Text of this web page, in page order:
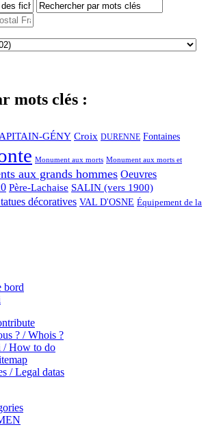
mots clés :
GÉNY Croix DURENNE Fontaines
Monument aux morts Monument aux morts et
aux grands hommes Oeuvres
Père-Lachaise SALIN (vers 1900)
décoratives VAL D'OSNE Équipement de la
bord
? / Whois ?
/ How to do
/ Legal datas